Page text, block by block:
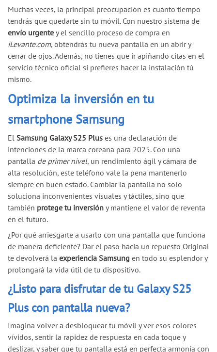
Muchas veces, la principal preocupación es cuánto tiempo
tendrás que quedarte sin tu móvil. Con nuestro sistema de
envío urgente y el sencillo proceso de compra en
iLevante.com, obtendrás tu nueva pantalla en un abrir y
cerrar de ojos. Además, no tienes que ir apiñando citas en el
servicio técnico oficial si prefieres hacer la instalación tú
mismo.
Optimiza la inversión en tu
smartphone Samsung
El Samsung Galaxy S25 Plus es una declaración de
intenciones de la marca coreana para 2025. Con una
pantalla de primer nivel, un rendimiento ágil y cámara de
alta resolución, este teléfono vale la pena mantenerlo
siempre en buen estado. Cambiar la pantalla no solo
soluciona inconvenientes visuales y táctiles, sino que
también protege tu inversión y mantiene el valor de reventa
en el futuro.
¿Por qué arriesgarte a usarlo con una pantalla que funciona
de manera deficiente? Dar el paso hacia un repuesto Original
te devolverá la experiencia Samsung en todo su esplendor y
prolongará la vida útil de tu dispositivo.
¿Listo para disfrutar de tu Galaxy S25
Plus con pantalla nueva?
Imagina volver a desbloquear tu móvil y ver esos colores
vívidos, sentir la rapidez de respuesta en cada toque y
deslizar, y saber que tu pantalla está en perfecta armonía con